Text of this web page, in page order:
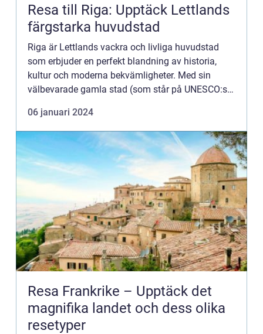
Resa till Riga: Upptäck Lettlands
färgstarka huvudstad
Riga är Lettlands vackra och livliga huvudstad
som erbjuder en perfekt blandning av historia,
kultur och moderna bekvämligheter. Med sin
välbevarade gamla stad (som står på UNESCO:s
Riga blivit ett p...
06 januari 2024
Resa Frankrike – Upptäck det
magnifika landet och dess olika
resetyper